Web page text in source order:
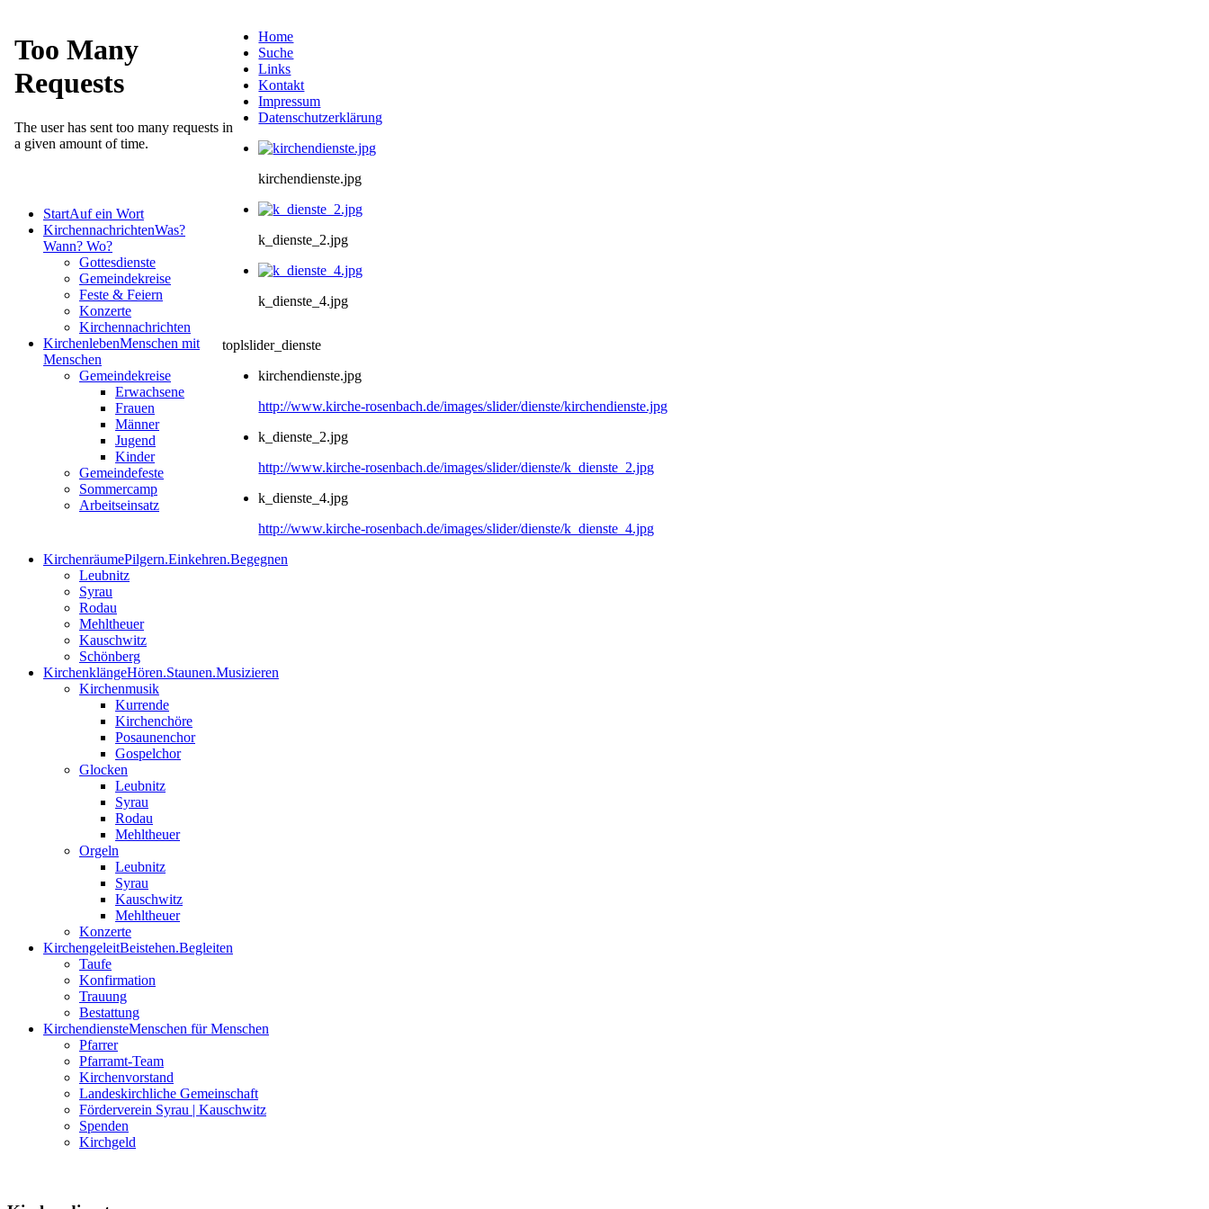
Home
Suche
Links
Kontakt
Impressum
Datenschutzerklärung
kirchendienste.jpg
k_dienste_2.jpg
k_dienste_4.jpg
toplslider_dienste
kirchendienste.jpg
http://www.kirche-rosenbach.de/images/slider/dienste/kirchendienste.jpg
k_dienste_2.jpg
http://www.kirche-rosenbach.de/images/slider/dienste/k_dienste_2.jpg
k_dienste_4.jpg
http://www.kirche-rosenbach.de/images/slider/dienste/k_dienste_4.jpg
StartAuf ein Wort
KirchennachrichtenWas?
Wann? Wo?
Gottesdienste
Gemeindekreise
Feste & Feiern
Konzerte
Kirchennachrichten
KirchenlebenMenschen mit
Menschen
Gemeindekreise
Erwachsene
Frauen
Männer
Jugend
Kinder
Gemeindefeste
Sommercamp
Arbeitseinsatz
KirchenräumePilgern.Einkehren.Begegnen
Leubnitz
Syrau
Rodau
Mehltheuer
Kauschwitz
Schönberg
KirchenklängeHören.Staunen.Musizieren
Kirchenmusik
Kurrende
Kirchenchöre
Posaunenchor
Gospelchor
Glocken
Leubnitz
Syrau
Rodau
Mehltheuer
Orgeln
Leubnitz
Syrau
Kauschwitz
Mehltheuer
Konzerte
KirchengeleitBeistehen.Begleiten
Taufe
Konfirmation
Trauung
Bestattung
KirchendiensteMenschen für Menschen
Pfarrer
Pfarramt-Team
Kirchenvorstand
Landeskirchliche Gemeinschaft
Förderverein Syrau | Kauschwitz
Spenden
Kirchgeld